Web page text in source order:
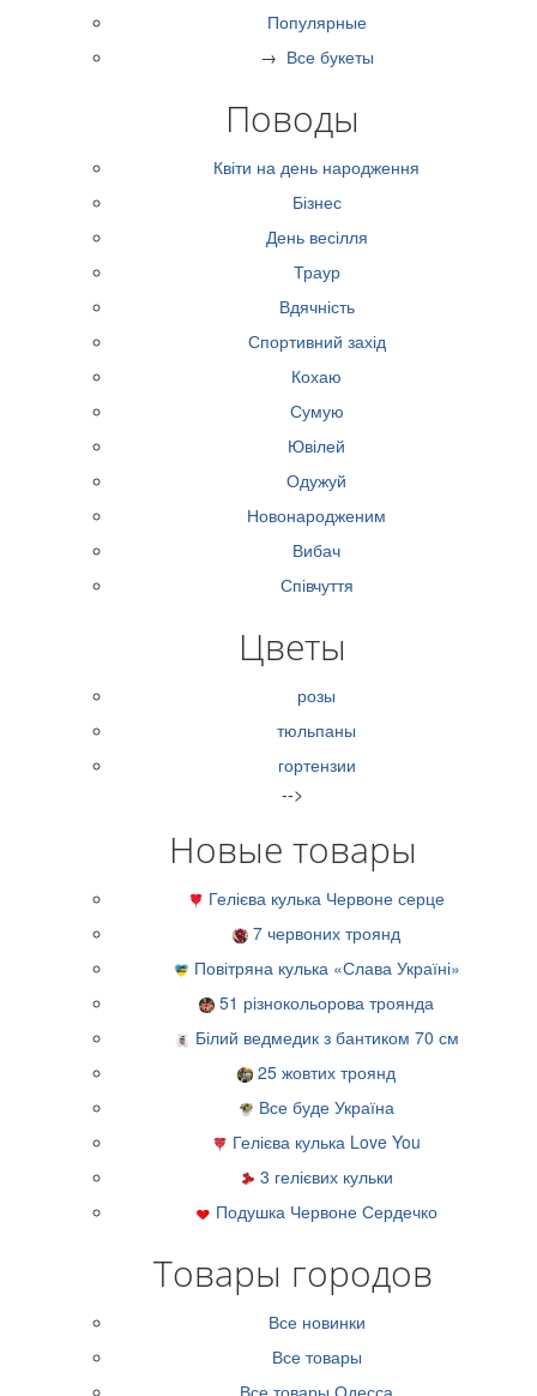
Популярные
→ Все букеты
Поводы
Квіти на день народження
Бізнес
День весілля
Траур
Вдячність
Спортивний захід
Кохаю
Сумую
Ювілей
Одужуй
Новонародженим
Вибач
Співчуття
Цветы
розы
тюльпаны
гортензии
-->
Новые товары
Гелієва кулька Червоне серце
7 червоних троянд
Повітряна кулька «Слава Україні»
51 різнокольорова троянда
Білий ведмедик з бантиком 70 см
25 жовтих троянд
Все буде Україна
Гелієва кулька Love You
3 гелієвих кульки
Подушка Червоне Сердечко
Товары городов
Все новинки
Все товары
Все товары Одесса